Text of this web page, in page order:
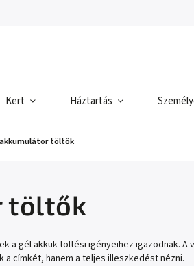
Kert Háztartás
töltők
töltők
a gél akkuk töltési igényeihez igazodnak.
címkét, hanem a teljes illeszkedést nézni.